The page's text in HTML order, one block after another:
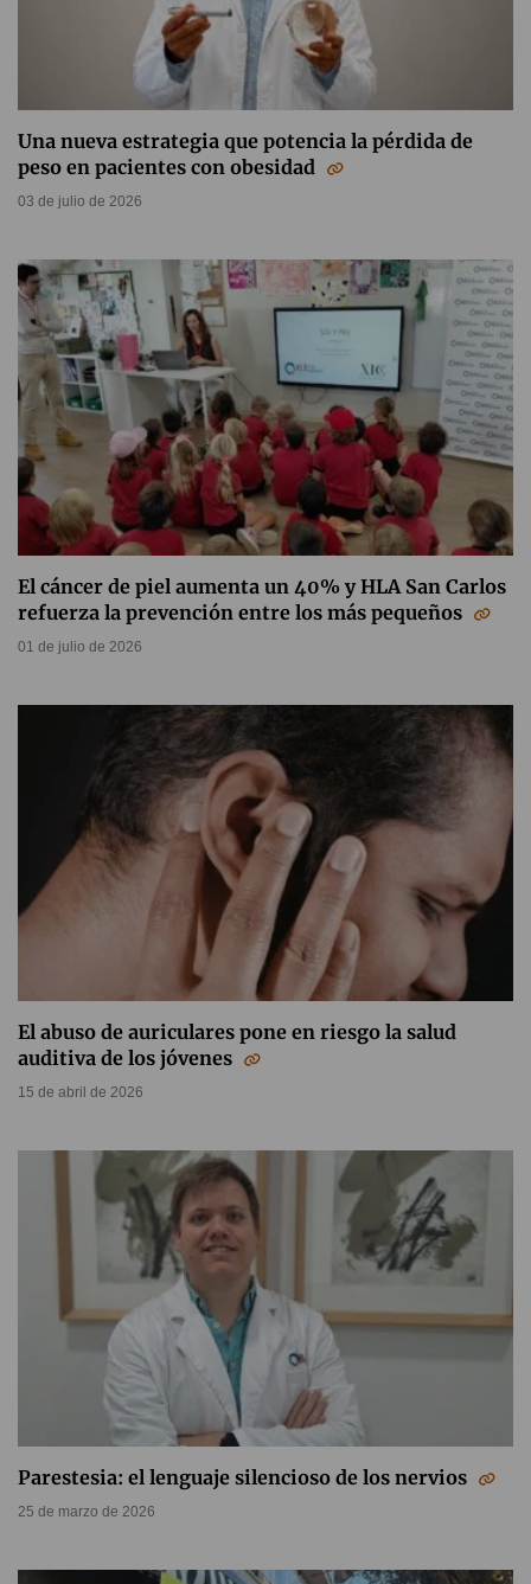
Una nueva estrategia que potencia la pérdida de
peso en pacientes con obesidad
03 de julio de 2026
El cáncer de piel aumenta un 40% y HLA San Carlos
refuerza la prevención entre los más pequeños
01 de julio de 2026
El abuso de auriculares pone en riesgo la salud
auditiva de los jóvenes
15 de abril de 2026
Parestesia: el lenguaje silencioso de los nervios
25 de marzo de 2026